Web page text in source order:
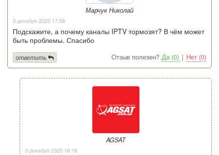
Марчук Николай
3 декабря 2020 17:58
Подскажите, а почему каналы IPTV тормозят? В чём может
быть проблемы. Спасибо
Отзыв полезен? Да (0) | Нет (0)
ответить
AGSAT
3 декабря 2020 18:18